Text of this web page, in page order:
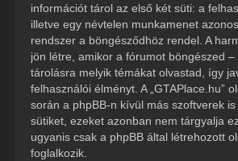
információt tárol az első két süti: a
illetve egy névtelen munkamenet
rendszer a böngésződhöz rendel. A
jön létre, amikor a fórumot böngészed
tárolásra melyik témákat olvastad, így
felhasználói élményt. A „GTAPlace.hu”
során a phpBB-n kívül más szoftverek
sütiket, ezeket azonban nem tárgyalja
ugyanis csak a phpBB által létrehozott
foglalkozik.